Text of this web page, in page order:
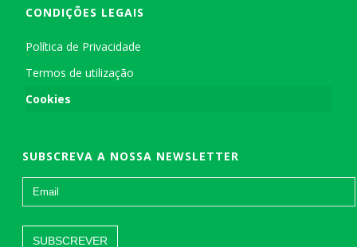
CONDIÇÕES LEGAIS
Política de Privacidade
Termos de utilização
Cookies
SUBSCREVA A NOSSA NEWSLETTER